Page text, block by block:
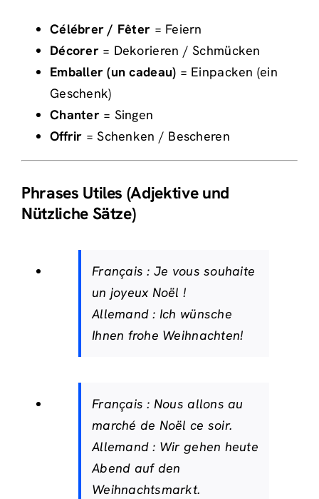
Célébrer / Fêter = Feiern
Décorer= Dekorieren / Schmücken
Emballer (un cadeau) = Einpacken (ein
Geschenk)
Chanter= Singen
Offrir = Schenken / Bescheren
Phrases Utiles (Adjektive und
Nützliche Sätze)
Français : Je vous souhaite
un joyeux Noël !
Allemand : Ich wünsche
Ihnen frohe Weihnachten!
Français : Nous allons au
marché de Noël ce soir.
Allemand : Wir gehen heute
Abend auf den
Weihnachtsmarkt.